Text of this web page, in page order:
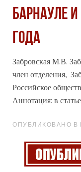
БАРНАУЛЕ
ГОДА
Забровская М.В.
член отделения,
Российское
Аннотация: в
ОПУБЛИКОВАНО В